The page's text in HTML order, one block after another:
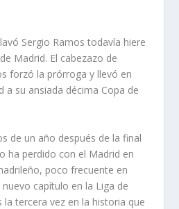
Sergio Ramos todavía hiere
Madrid. El cabezazo de
forzó la prórroga y llevó en
a su ansiada décima Copa de
de un año después de la final
ha perdido con el Madrid en
poco frecuente en
capítulo en la Liga de
la tercera vez en la historia que